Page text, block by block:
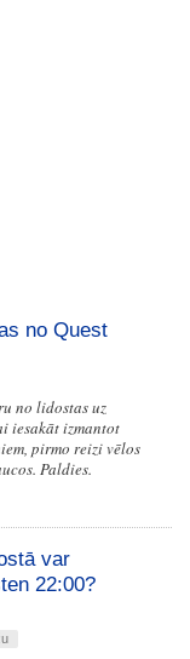
no Quest
no lidostas uz
iesakāt izmantot
pirmo reizi vēlos
Paldies.
var
22:00?